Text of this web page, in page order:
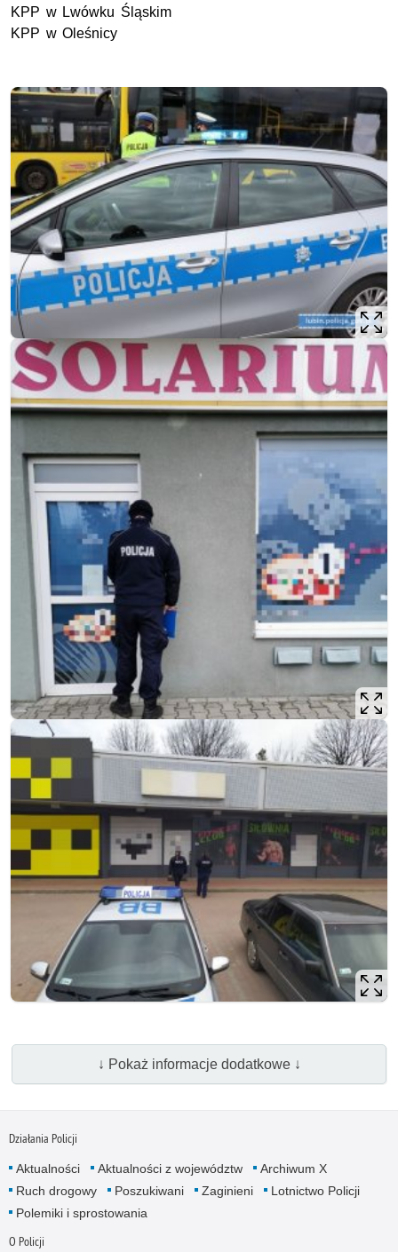
KPP w Lwówku Śląskim
KPP w Oleśnicy
↓ Pokaż informacje dodatkowe ↓
Działania Policji
Aktualności Aktualności z województw
Archiwum X
Ruch drogowy
Poszukiwani Zaginieni
Lotnictwo Policji
Polemiki i sprostowania
O Policji